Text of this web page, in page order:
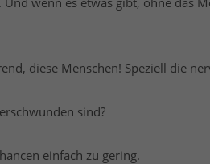
diese Menschen! Speziell die
sind?
einfach zu gering.